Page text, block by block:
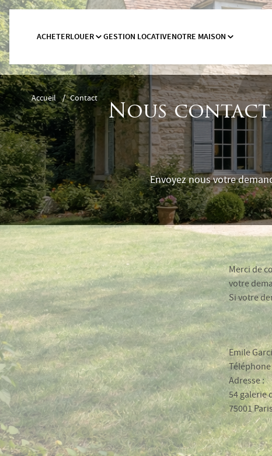
ACHETERLOUER GESTION LOCATIVENOTRE MAISON
Accueil / Contact
Nous
Envoyez nous votre
Merci de
votre
Si votre
Emile
Téléphone
Adresse :
54 galerie
75001